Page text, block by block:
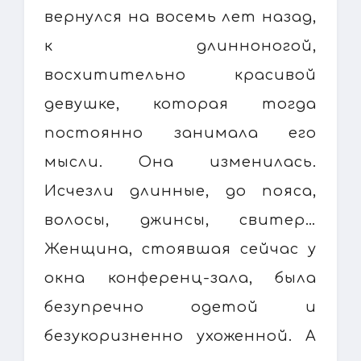
вернулся на восемь лет назад,
к длинноногой,
восхитительно красивой
девушке, которая тогда
постоянно занимала его
мысли. Она изменилась.
Исчезли длинные, до пояса,
волосы, джинсы, свитер…
Женщина, стоявшая сейчас у
окна конференц-зала, была
безупречно одетой и
безукоризненно ухоженной. А